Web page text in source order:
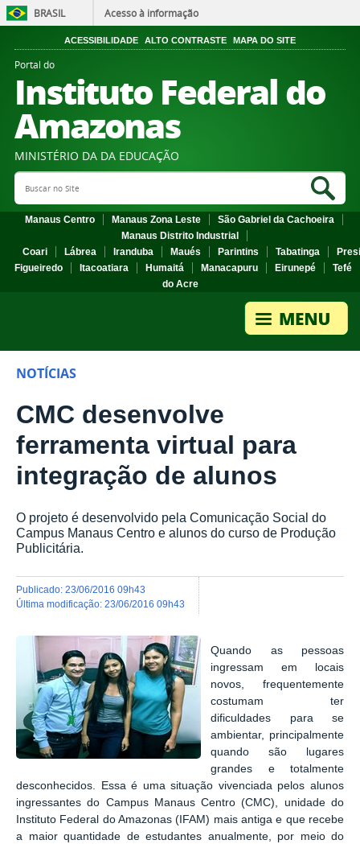
BRASIL Acesso à informação
ACESSIBILIDADE ALTO CONTRASTE MAPA DO SITE
Portal do
Instituto Federal do
Amazonas
MINISTÉRIO DA DA EDUCAÇÃO
Search Site
Manaus Centro Manaus Zona Leste
São Gabriel da Cachoeira
Manaus Distrito Industrial
Coari
Lábrea Iranduba Maués Parintins Tabatinga
Figueiredo
Itacoatiara Humaitá Manacapuru Eirunepé
Tefé
do Acre
NOTÍCIAS
CMC desenvolve
ferramenta virtual para
integração de alunos
O projeto é desenvolvido pela Comunicação Social do
Campus Manaus Centro e alunos do curso de Produção
Publicitária.
publicado: 23/06/2016 09h43
última modificação: 23/06/2016 09h43
Quando as pessoas
ingressam em locais
novos, frequentemente
costumam ter
dificuldades para se
ambientar, principalmente
quando são lugares
grandes e totalmente
desconhecidos. Essa é uma situação vivenciada pelos alunos
ingressantes do Campus Manaus Centro (CMC), unidade do
Instituto Federal do Amazonas (IFAM) mais antiga e que recebe
a maior quantidade de estudantes anualmente, por meio do